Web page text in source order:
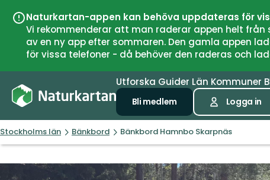
Naturkartan-appen kan behöva uppdateras för
Vi rekommenderar att man raderar appen helt
av en ny app efter sommaren. Den gamla appen
för vissa telefoner - då behöver den raderas och
Utforska Guider Län Kommuner
Bli medlem Logga in
Stockholms län Bänkbord Bänkbord Hamnbo Skarpnäs